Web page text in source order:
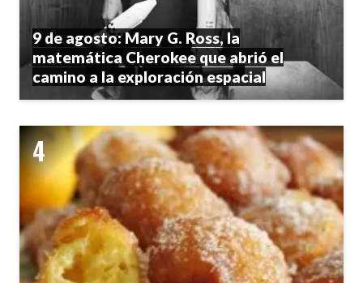
9 de agosto: Mary G. Ross, la
matemática Cherokee que abrió el
camino a la exploración espacial